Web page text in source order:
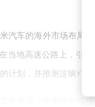
汽车的海外市场布局
当地高速公路上，引
计划，并推测这辆
车在市场上的表现持续